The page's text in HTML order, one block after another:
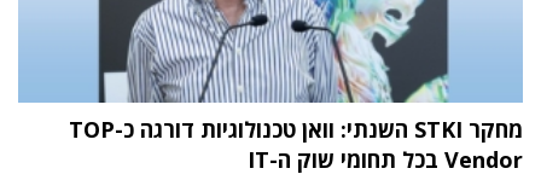
מחקר STKI השנתי: וואן טכנולוגיות דורגה כ-TOP
Vendor בכל תחומי שוק ה-IT